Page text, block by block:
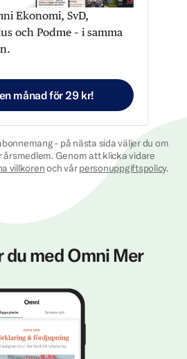
Ekonomi, SvD,
och Podme – i samma
månad för 29 kr!
- på nästa sida väljer du om
årsmedlem. Genom att klicka vidare
villkorenoch vårpersonuppgiftspolicy.
du med Omni Mer